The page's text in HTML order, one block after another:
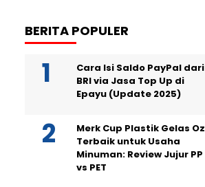
BERITA POPULER
Cara Isi Saldo PayPal dari
BRI via Jasa Top Up di
Epayu (Update 2025)
Merk Cup Plastik Gelas Oz
Terbaik untuk Usaha
Minuman: Review Jujur PP
vs PET